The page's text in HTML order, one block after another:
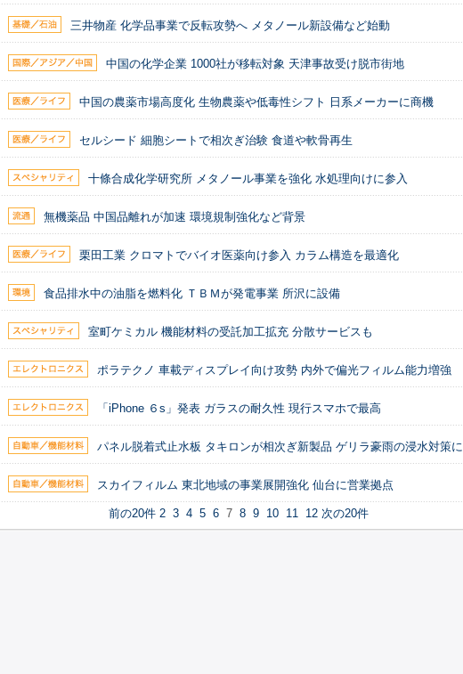
三井物産 化学品事業で反転攻勢へ メタノール新設備など始動
中国の化学企業 1000社が移転対象 天津事故受け脱市街地
中国の農薬市場高度化 生物農薬や低毒性シフト 日系メーカーに商機
セルシード 細胞シートで相次ぎ治験 食道や軟骨再生
十條合成化学研究所 メタノール事業を強化 水処理向けに参入
無機薬品 中国品離れが加速 環境規制強化など背景
栗田工業 クロマトでバイオ医薬向け参入 カラム構造を最適化
食品排水中の油脂を燃料化 ＴＢＭが発電事業 所沢に設備
室町ケミカル 機能材料の受託加工拡充 分散サービスも
ポラテクノ 車載ディスプレイ向け攻勢 内外で偏光フィルム能力増強
「iPhone ６s」発表 ガラスの耐久性 現行スマホで最高
パネル脱着式止水板 タキロンが相次ぎ新製品 ゲリラ豪雨の浸水対策に
スカイフィルム 東北地域の事業展開強化 仙台に営業拠点
前の20件 2 3 4 5 6 7 8 9 10 11 12 次の20件